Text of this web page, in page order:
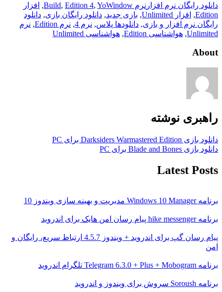
دانلود رایگان نرم افزار نرم Build , Edition 4, YoWindow
, افزار
Edition
, افزار Unlimited , بازی جدید, دانلود رایگان بازی, دانلود
رایگان نرم افزار و بازی, دانلودها پلاس, نرم 4 , نرم Edition , نرم
Unlimited
, هواشناسی Edition , هواشناسی Unlimited
About
راهبری نوشته
دانلود بازی Darksiders Warmastered Edition برای PC
دانلود بازی Blade and Bones برای PC
Latest Posts
برنامه Windows 10 Manager مدیریت و بهینه سازی ویندوز 10
برنامه hike messenger پیام‌ رسان‌ امن هایک برای اندروید
پیام رسان گپ برای اندروید + ویندوز 4.5.7 ارتباط سریع، رایگان و
امن
برنامه Telegram 6.3.0 + Plus + Mobogram تلگرام اندروید
برنامه Soroush سروش برای ویندوز و اندروید